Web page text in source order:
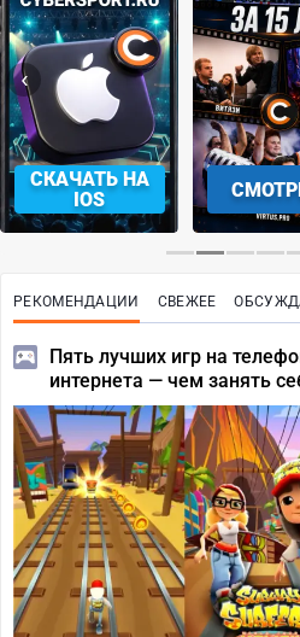
СКАЧАТЬ НА
IOS
‹
РЕКОМЕНДАЦИИ СВЕЖЕЕ
Пять лучших игр на
интернета — чем занять